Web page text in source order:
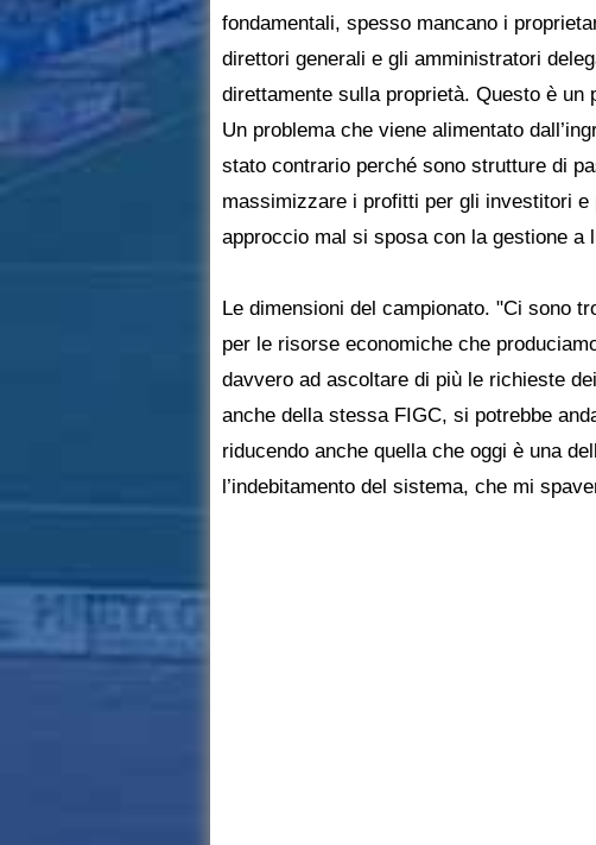
fondamentali, spesso mancano i
direttori generali e gli amministratori
direttamente sulla proprietà. Questo è un
Un problema che viene alimentato
stato contrario perché sono strutture di
massimizzare i profitti per gli investitori
approccio mal si sposa con la gestione a
Le dimensioni del campionato. "Ci sono
per le risorse economiche che
davvero ad ascoltare di più le richieste
anche della stessa FIGC, si potrebbe
riducendo anche quella che oggi è una
l’indebitamento del sistema, che mi